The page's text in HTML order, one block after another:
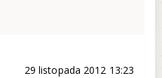
29 listopada 2012 13:23